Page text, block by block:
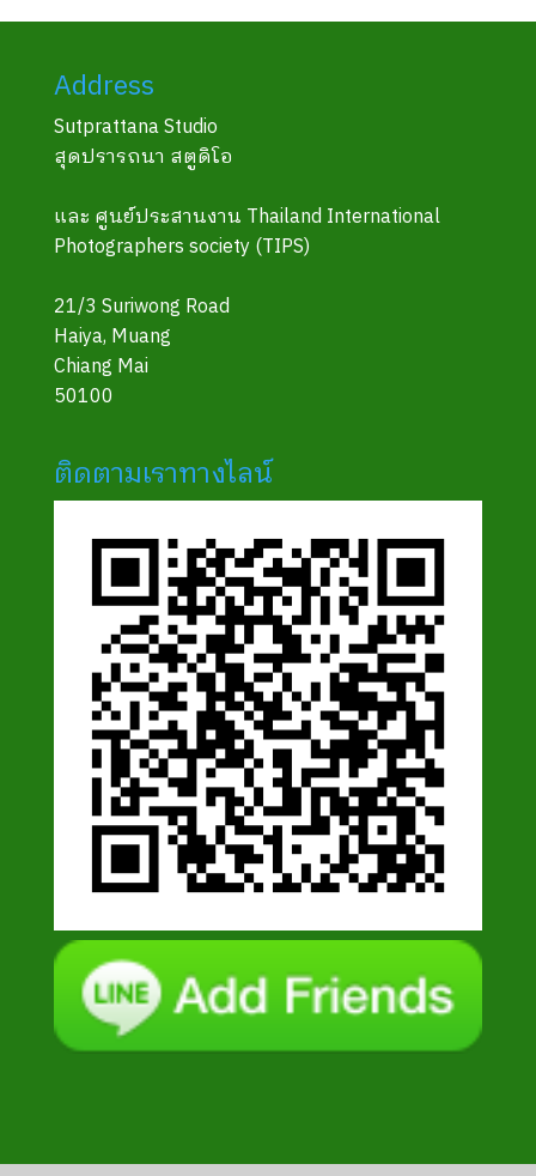
Address
Sutprattana Studio
สุดปรารถนา สตูดิโอ
และ ศูนย์ประสานงาน Thailand International
Photographers society (TIPS)
21/3 Suriwong Road
Haiya, Muang
Chiang Mai
50100
ติดตามเราทางไลน์